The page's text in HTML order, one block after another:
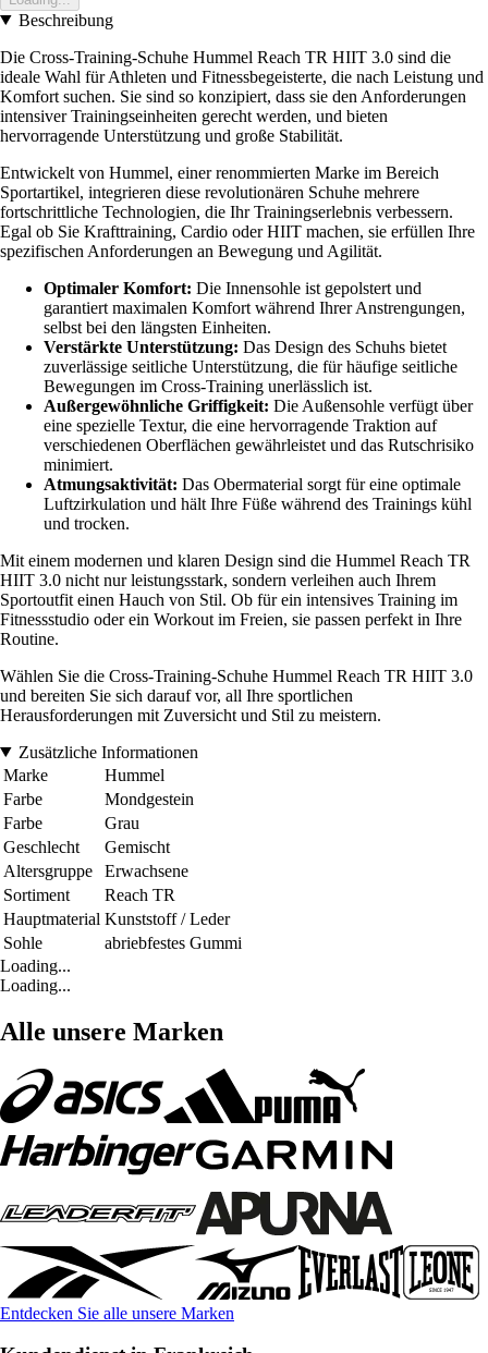
Beschreibung
Die Cross-Training-Schuhe Hummel Reach TR HIIT 3.0 sind die
ideale Wahl für Athleten und Fitnessbegeisterte, die nach Leistung und
Komfort suchen. Sie sind so konzipiert, dass sie den Anforderungen
intensiver Trainingseinheiten gerecht werden, und bieten
hervorragende Unterstützung und große Stabilität.
Entwickelt von Hummel, einer renommierten Marke im Bereich
Sportartikel, integrieren diese revolutionären Schuhe mehrere
fortschrittliche Technologien, die Ihr Trainingserlebnis verbessern.
Egal ob Sie Krafttraining, Cardio oder HIIT machen, sie erfüllen Ihre
spezifischen Anforderungen an Bewegung und Agilität.
Optimaler Komfort: Die Innensohle ist gepolstert und
garantiert maximalen Komfort während Ihrer Anstrengungen,
selbst bei den längsten Einheiten.
Verstärkte Unterstützung: Das Design des Schuhs bietet
zuverlässige seitliche Unterstützung, die für häufige seitliche
Bewegungen im Cross-Training unerlässlich ist.
Außergewöhnliche Griffigkeit: Die Außensohle verfügt über
eine spezielle Textur, die eine hervorragende Traktion auf
verschiedenen Oberflächen gewährleistet und das Rutschrisiko
minimiert.
Atmungsaktivität: Das Obermaterial sorgt für eine optimale
Luftzirkulation und hält Ihre Füße während des Trainings kühl
und trocken.
Mit einem modernen und klaren Design sind die Hummel Reach TR
HIIT 3.0 nicht nur leistungsstark, sondern verleihen auch Ihrem
Sportoutfit einen Hauch von Stil. Ob für ein intensives Training im
Fitnessstudio oder ein Workout im Freien, sie passen perfekt in Ihre
Routine.
Wählen Sie die Cross-Training-Schuhe Hummel Reach TR HIIT 3.0
und bereiten Sie sich darauf vor, all Ihre sportlichen
Herausforderungen mit Zuversicht und Stil zu meistern.
Zusätzliche Informationen
Marke
Hummel
Farbe
Mondgestein
Farbe
Grau
Geschlecht
Gemischt
Altersgruppe
Erwachsene
Sortiment
Reach TR
Hauptmaterial Kunststoff / Leder
Sohle
abriebfestes Gummi
Loading...
Loading...
Alle unsere Marken
Entdecken Sie alle unsere Marken